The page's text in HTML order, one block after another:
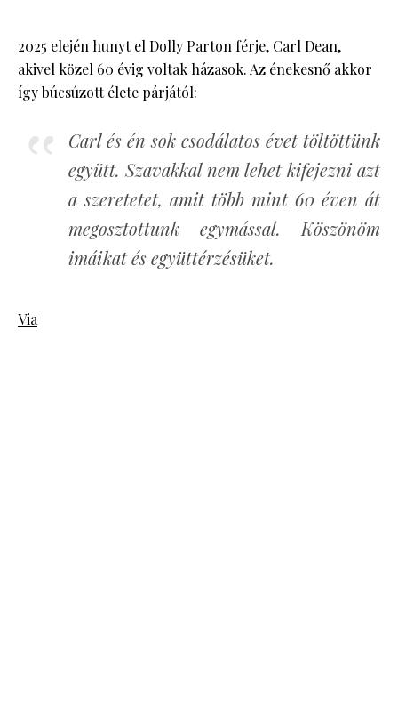
2025 elején hunyt el Dolly Parton férje, Carl Dean,
akivel közel 60 évig voltak házasok. Az énekesnő akkor
így búcsúzott élete párjától:
Carl és én sok csodálatos évet töltöttünk
együtt. Szavakkal nem lehet kifejezni azt
a szeretetet, amit több mint 60 éven át
megosztottunk egymással. Köszönöm
imáikat és együttérzésüket.
Via